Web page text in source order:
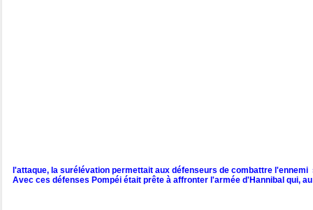
l'attaque, la surélévation permettait aux défenseurs de combattre
Avec ces défenses Pompéi était prête à affronter l'armée d'Hannibal qui,